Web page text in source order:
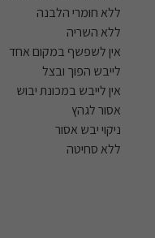
ללא חומרי הלבנה
ללא השריה
אין לשפשף במקום אחד
לייבש הפוך ובצל
אין לייבש במכונת יבוש
אסור לגהץ
ניקוי יבש אסור
ללא סחיטה